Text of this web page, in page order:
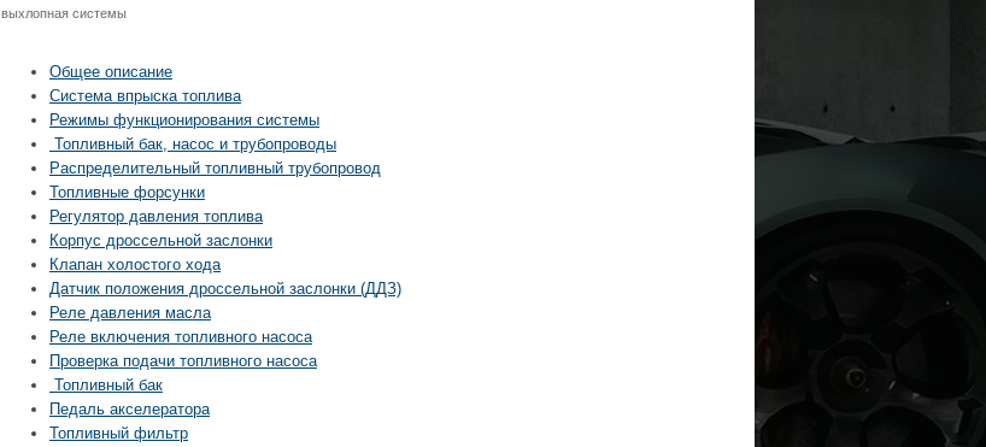
выхлопная системы
Общее описание
Система впрыска топлива
Режимы функционирования системы
Топливный бак, насос и трубопроводы
Распределительный топливный трубопровод
Топливные форсунки
Регулятор давления топлива
Корпус дроссельной заслонки
Клапан холостого хода
Датчик положения дроссельной заслонки (ДДЗ)
Реле давления масла
Реле включения топливного насоса
Проверка подачи топливного насоса
Топливный бак
Педаль акселератора
Топливный фильтр